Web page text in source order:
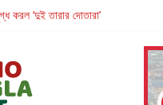
করল ‘দুই তারার দোতারা’
Short Film That